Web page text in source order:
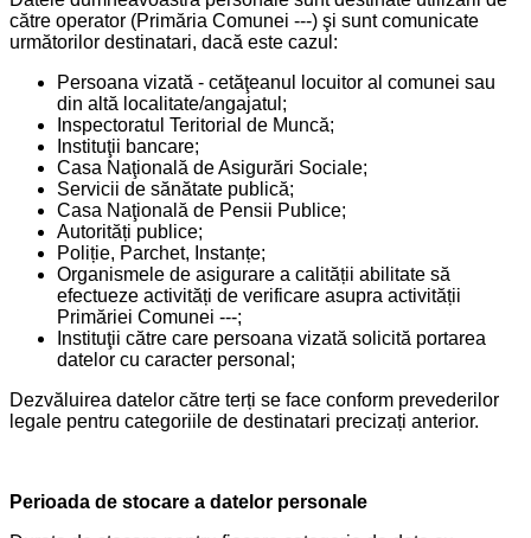
către operator (Primăria Comunei ---) şi sunt comunicate
următorilor destinatari, dacă este cazul:
Persoana vizată - cetăţeanul locuitor al comunei sau
din altă localitate/angajatul;
Inspectoratul Teritorial de Muncă;
Instituţii bancare;
Casa Naţională de Asigurări Sociale;
Servicii de sănătate publică;
Casa Naţională de Pensii Publice;
Autorități publice;
Poliție, Parchet, Instanțe;
Organismele de asigurare a calității abilitate să
efectueze activități de verificare asupra activității
Primăriei Comunei ---;
Instituţii către care persoana vizată solicită portarea
datelor cu caracter personal;
Dezvăluirea datelor către terți se face conform prevederilor
legale pentru categoriile de destinatari precizați anterior.
Perioada de stocare a datelor personale